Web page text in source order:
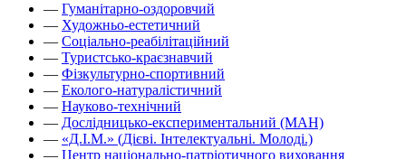
— Гуманітарно-оздоровчий
— Художньо-естетичний
— Соціально-реабілітаційний
— Туристсько-краєзнавчий
— Фізкультурно-спортивний
— Еколого-натуралістичний
— Науково-технічний
— Дослідницько-експериментальний (МАН)
— «Д.І.М.» (Дієві. Інтелектуальні. Молоді.)
— Центр національно-патріотичного виховання